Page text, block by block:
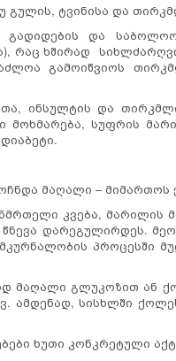
ტვინისა და
და
ხშირად
გამოიწვიოს
ინსულტის და
სუფრის
მაღალი – მიმართოს
კვება,
დარეგულირდეს.
პროცესში
მაღალი გლუკოზით ან
ამდენად, სისხლში
ხუთი კონკრეტული